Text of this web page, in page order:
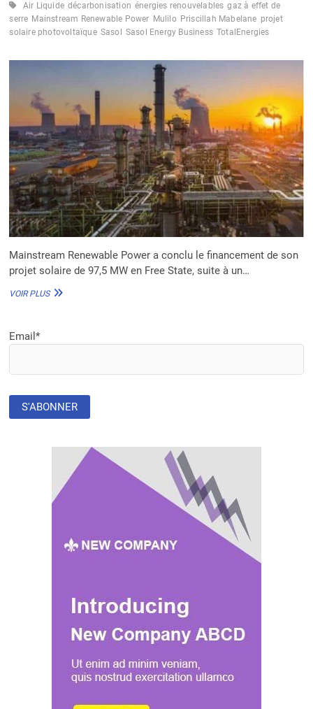
Air Liquide décarbonisation énergies renouvelables gaz à effet de
serre Mainstream Renewable Power Mulilo Priscillah Mabelane projet
solaire photovoltaïque Sasol Sasol Energy Business TotalEnergies
Mainstream Renewable Power a conclu le financement de son
projet solaire de 97,5 MW en Free State, suite à un…
VOIR PLUSMAINSTREAM
CLÉ
EN
DÉCARBONISATION
DE
Email*